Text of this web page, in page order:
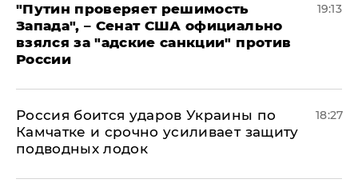
"Путин проверяет решимость
Запада", – Сенат США официально
взялся за "адские санкции" против
России
19:13
Россия боится ударов Украины по
Камчатке и срочно усиливает защиту
подводных лодок
18:27